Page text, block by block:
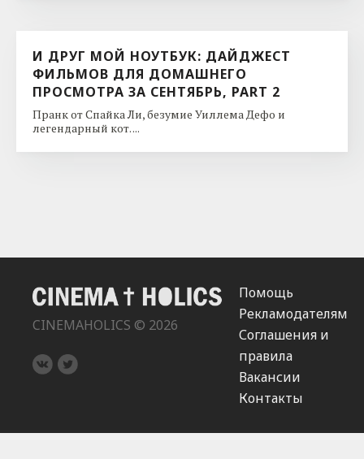
И ДРУГ МОЙ НОУТБУК: ДАЙДЖЕСТ
ФИЛЬМОВ ДЛЯ ДОМАШНЕГО
ПРОСМОТРА ЗА СЕНТЯБРЬ, PART 2
Пранк от Спайка Ли, безумие Уиллема Дефо и
легендарный кот. ...
CINEMAHOLICS © 2026
Помощь
Рекламодателям
Соглашения и
правила
Вакансии
Контакты